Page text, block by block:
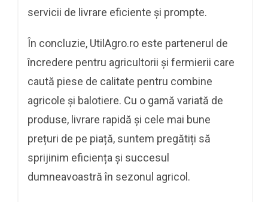
servicii de livrare eficiente și prompte.
În concluzie, UtilAgro.ro este partenerul de
încredere pentru agricultorii și fermierii care
caută piese de calitate pentru combine
agricole și balotiere. Cu o gamă variată de
produse, livrare rapidă și cele mai bune
prețuri de pe piață, suntem pregătiți să
sprijinim eficiența și succesul
dumneavoastră în sezonul agricol.